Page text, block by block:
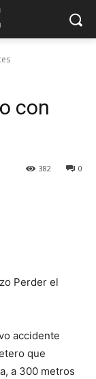
con
0
382
Perder el
accidente
que
a 300 metros